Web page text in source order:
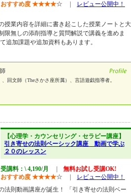
おすすめ度 ★★★★☆ レビュー公開中！
授業内容を詳細に書き起こした授業ノートと大
限無しの添削指導と質問解説で講義を進めま
追加課題や追加資料もあります。
回文師（Theさかさ座所属）、言語遊戯指導者。
【心理学・カウンセリング・セラピー講座】
引き寄せの法則ベーシック講座 動画で学ぶ
２０のレッスン
受講料：\ 4,190/月
無料お試し受講OK!
おすすめ度 ★★★★☆
レビュー公開中！
法則動画講座が誕生！ 「引き寄せの法則ベー